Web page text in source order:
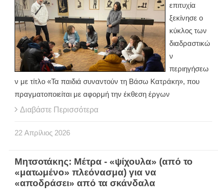
επιτυχία
ξεκίνησε ο
κύκλος των
διαδραστικώ
ν
περιηγήσεω
ν με τίτλο «Τα παιδιά συναντούν τη Βάσω Κατράκη», που
πραγματοποιείται με αφορμή την έκθεση έργων
Διαβάστε Περισσότερα
22 Απρίλιος 2026
Μητσοτάκης: Μέτρα - «ψίχουλα» (από το
«ματωμένο» πλεόνασμα) για να
«αποδράσει» από τα σκάνδαλα